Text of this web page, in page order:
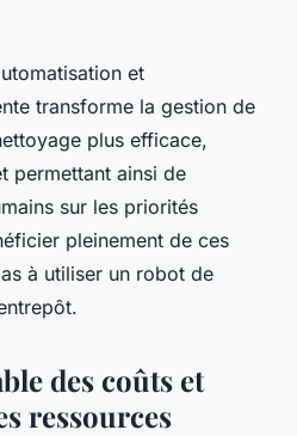
et
transforme la gestion de
plus efficace,
permettant ainsi de
sur les priorités
pleinement de ces
à utiliser un robot de
des coûts et
ressources